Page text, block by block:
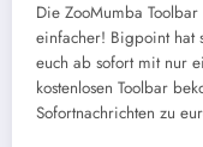
Die ZooMumba
einfacher! Bigpoint hat
euch ab sofort mit nur
kostenlosen Toolbar
Sofortnachrichten zu